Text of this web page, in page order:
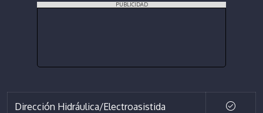
PUBLICIDAD
Dirección Hidráulica/Electroasistida